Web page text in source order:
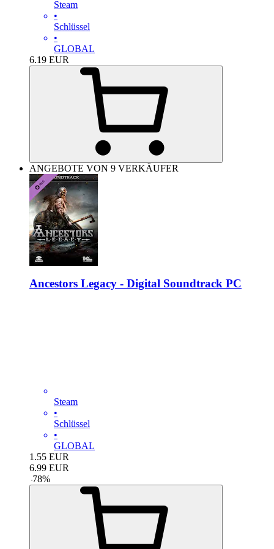
Steam
•
Schlüssel
•
GLOBAL
6.19 EUR
ANGEBOTE VON 9 VERKÄUFER
Ancestors Legacy - Digital Soundtrack PC
Steam
•
Schlüssel
•
GLOBAL
1.55 EUR
6.99 EUR
-78%